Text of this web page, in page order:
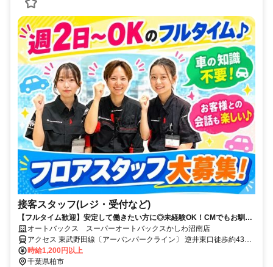
接客スタッフ(レジ・受付など)
【フルタイム歓迎】安定して働きたい方に◎未経験OK！CMでもお馴染
み★オートバックスのお仕事になります！
オートバックス スーパーオートバックスかしわ沼南店
アクセス 東武野田線〔アーバンパークライン〕 逆井東口徒歩約43
分、東武野田線〔アーバンパークライン〕 高柳西口徒歩約43分、東
武野田線〔アーバンパークライン〕 増尾東口徒歩約48分
時給1,200円以上
千葉県柏市